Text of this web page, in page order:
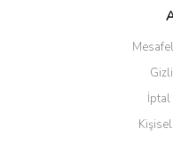
Ürün fiyatı diğer
İptal